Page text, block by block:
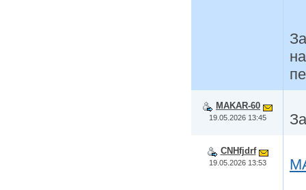
MAKAR-60
19.05.2026 13:45
CNHfjdrf
19.05.2026 13:53